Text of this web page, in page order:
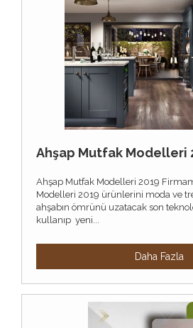
Ahşap Mutfak Modelleri
Ahşap Mutfak Modelleri 2019
Modelleri 2019 ürünlerini moda ve
ahşabın ömrünü uzatacak son
kullanıp yeni...
Daha Fazla